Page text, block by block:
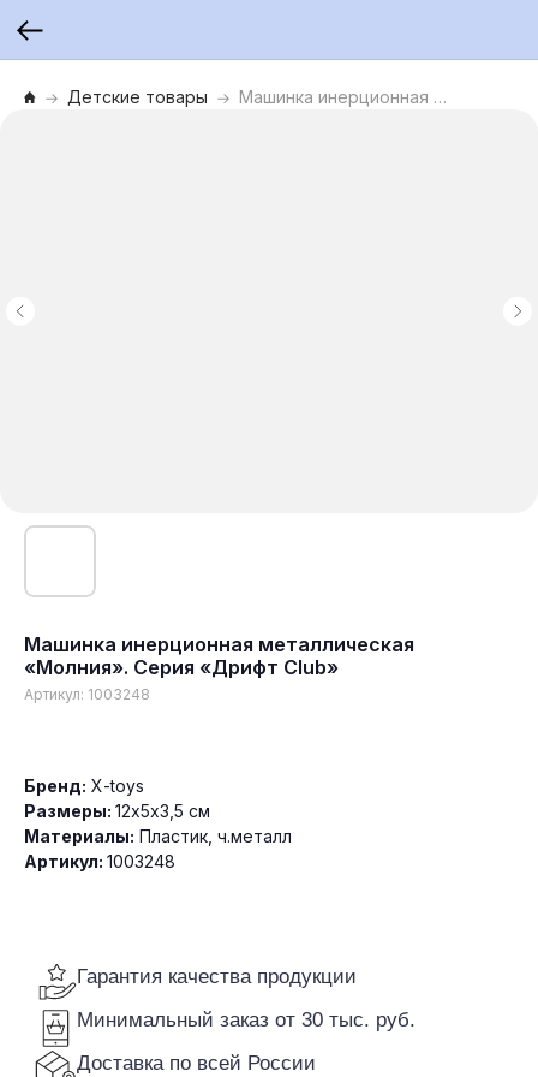
Детские товары Машинка инерционная металлическая «Молния». Серия «Дрифт Club»
Машинка инерционная металлическая
«Молния». Серия «Дрифт Club»
Артикул: 1003248
Бренд: X-toys
Размеры: 12х5х3,5 см
Материалы: Пластик, ч.металл
Артикул: 1003248
Гарантия качества продукции